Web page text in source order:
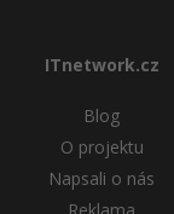
ITnetwork.cz
Blog
O projektu
Napsali o nás
Reklama